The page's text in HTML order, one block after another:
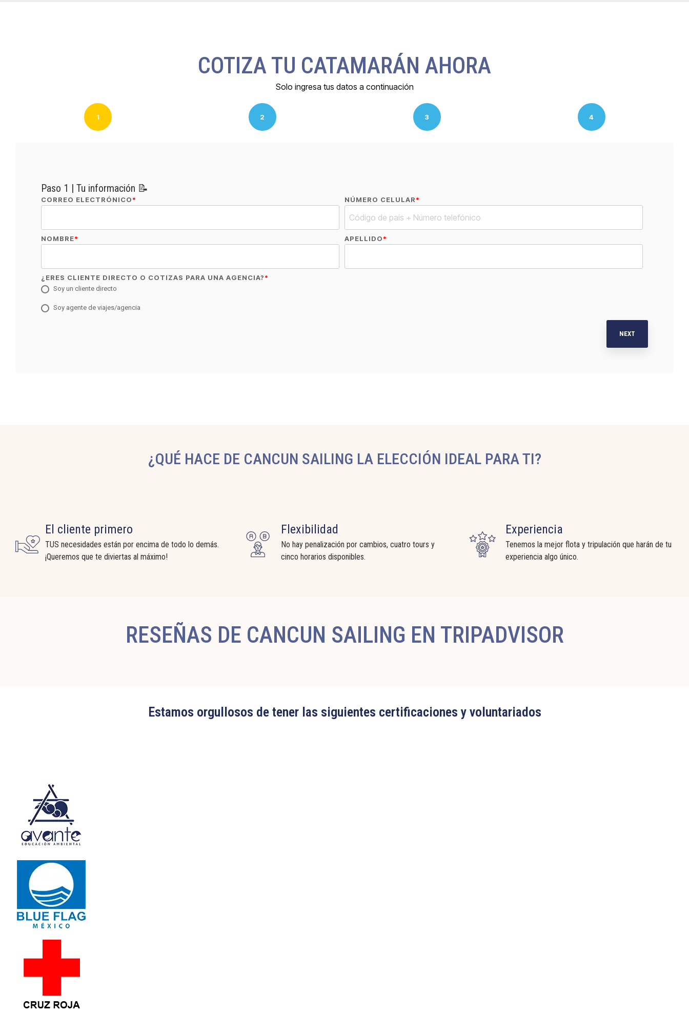
COTIZA TU CATAMARÁN AHORA
Solo ingresa tus datos a continuación
1 2 3 4
Paso 1 | Tu información 📝
CORREO ELECTRÓNICO* NÚMERO CELULAR*
NOMBRE* APELLIDO*
¿ERES CLIENTE DIRECTO O COTIZAS PARA UNA AGENCIA?*
Soy un cliente directo
Soy agente de viajes/agencia
NEXT
¿QUÉ HACE DE CANCUN SAILING LA ELECCIÓN IDEAL PARA TI?
El cliente primero
TUS necesidades están por encima de todo lo demás.
¡Queremos que te diviertas al máximo!
Flexibilidad
No hay penalización por cambios, cuatro tours y
cinco horarios disponibles.
Experiencia
Tenemos la mejor flota y tripulación que harán de tu
experiencia algo único.
RESEÑAS DE CANCUN SAILING EN TRIPADVISOR
Estamos orgullosos de tener las siguientes certificaciones y voluntariados
Share